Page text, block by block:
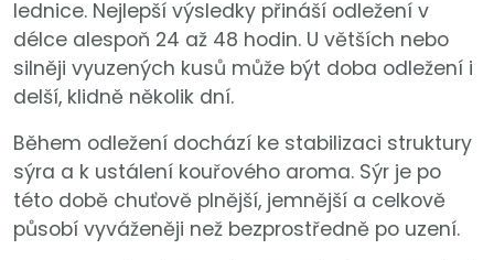
lednice. Nejlepší výsledky přináší odležení v
délce alespoň 24 až 48 hodin. U větších nebo
silněji vyuzených kusů může být doba odležení i
delší, klidně několik dní.
Během odležení dochází ke stabilizaci struktury
sýra a k ustálení kouřového aroma. Sýr je po
této době chuťově plnější, jemnější a celkově
působí vyváženěji než bezprostředně po uzení.